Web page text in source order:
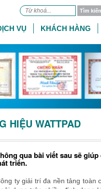
VỤ KHÁCH HÀNG
HIỆU WATTPAD
qua bài viết sau sẽ
triển.
ty giải trí đa nền tảng toàn